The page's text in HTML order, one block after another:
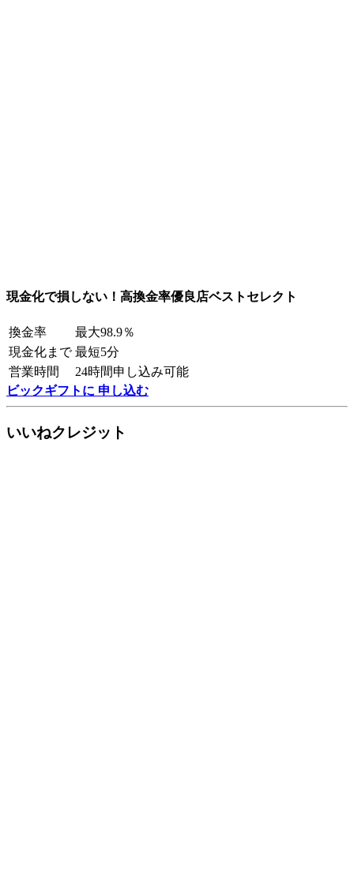
現金化で損しない！高換金率優良店ベストセレクト
換金率
最大98.9％
現金化まで 最短5分
営業時間
24時間申し込み可能
ビックギフトに 申し込む
いいねクレジット